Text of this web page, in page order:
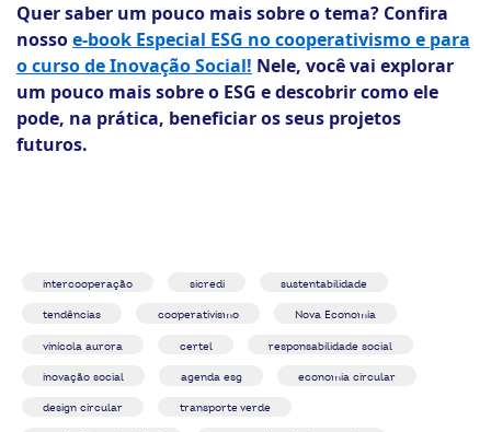
Quer saber um pouco mais sobre o tema? Confira
nossoe-book Especial ESG no cooperativismo e para
o curso de Inovação Social! Nele, você vai explorar
um pouco mais sobre o ESG e descobrir como ele
pode, na prática, beneficiar os seus projetos
futuros.
intercooperação sicredi sustentabilidade
tendências cooperativismo Nova Economia
vinícola aurora certel responsabilidade social
inovação social agenda esg economia circular
design circular transporte verde